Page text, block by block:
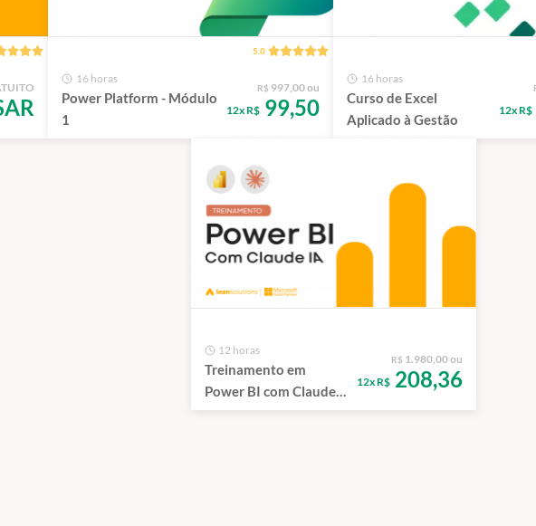
5.0
16 horas
Power Platform - Módulo
1
R$ 997,00 ou
12x R$ 99,50
16 horas
Curso de Excel
Aplicado à Gestão
12x R$
12 horas
Treinamento em
Power BI com Claude
IA
R$ 1.980,00 ou
12x R$208,36